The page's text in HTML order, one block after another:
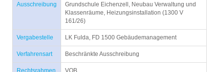
Ausschreibung
Grundschule Eichenzell, Neubau Verwaltung und
Klassenräume, Heizungsinstallation (1300 V
161/26)
Vergabestelle LK Fulda, FD 1500 Gebäudemanagement
Verfahrensart Beschränkte Ausschreibung
Rechtsrahmen VOB